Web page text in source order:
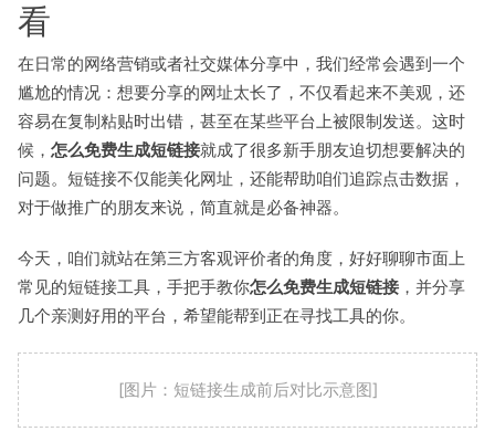
看
在日常的网络营销或者社交媒体分享中，我们经常会遇到一个
尴尬的情况：想要分享的网址太长了，不仅看起来不美观，还
容易在复制粘贴时出错，甚至在某些平台上被限制发送。这时
候， 怎么免费生成短链接就成了很多新手朋友迫切想要解决的
问题。短链接不仅能美化网址，还能帮助咱们追踪点击数据，
对于做推广的朋友来说，简直就是必备神器。
今天，咱们就站在第三方客观评价者的角度，好好聊聊市面上
常见的短链接工具，手把手教你怎么免费生成短链接 ，并分享
几个亲测好用的平台，希望能帮到正在寻找工具的你。
[图片：短链接生成前后对比示意图]